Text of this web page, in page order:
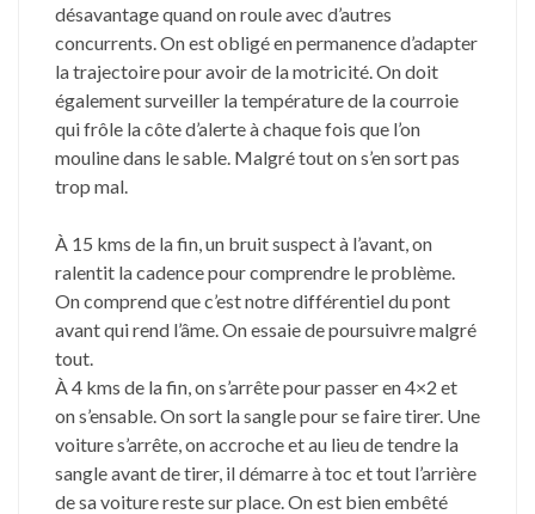
désavantage quand on roule avec d’autres
concurrents. On est obligé en permanence d’adapter
la trajectoire pour avoir de la motricité. On doit
également surveiller la température de la courroie
qui frôle la côte d’alerte à chaque fois que l’on
mouline dans le sable. Malgré tout on s’en sort pas
trop mal.
À 15 kms de la fin, un bruit suspect à l’avant, on
ralentit la cadence pour comprendre le problème.
On comprend que c’est notre différentiel du pont
avant qui rend l’âme. On essaie de poursuivre malgré
tout.
À 4 kms de la fin, on s’arrête pour passer en 4×2 et
on s’ensable. On sort la sangle pour se faire tirer. Une
voiture s’arrête, on accroche et au lieu de tendre la
sangle avant de tirer, il démarre à toc et tout l’arrière
de sa voiture reste sur place. On est bien embêté